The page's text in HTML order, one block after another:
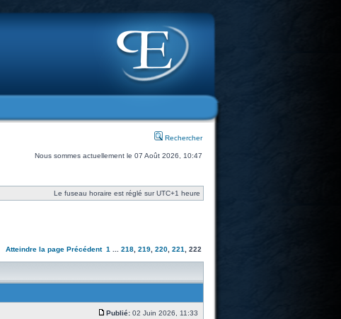
Rechercher
Nous sommes actuellement le 07 Août 2026, 10:47
Le fuseau horaire est réglé sur UTC+1 heure
Atteindre la page Précédent 1 218, 219, 220, 221 222
Publié:02 Juin 2026, 11:33